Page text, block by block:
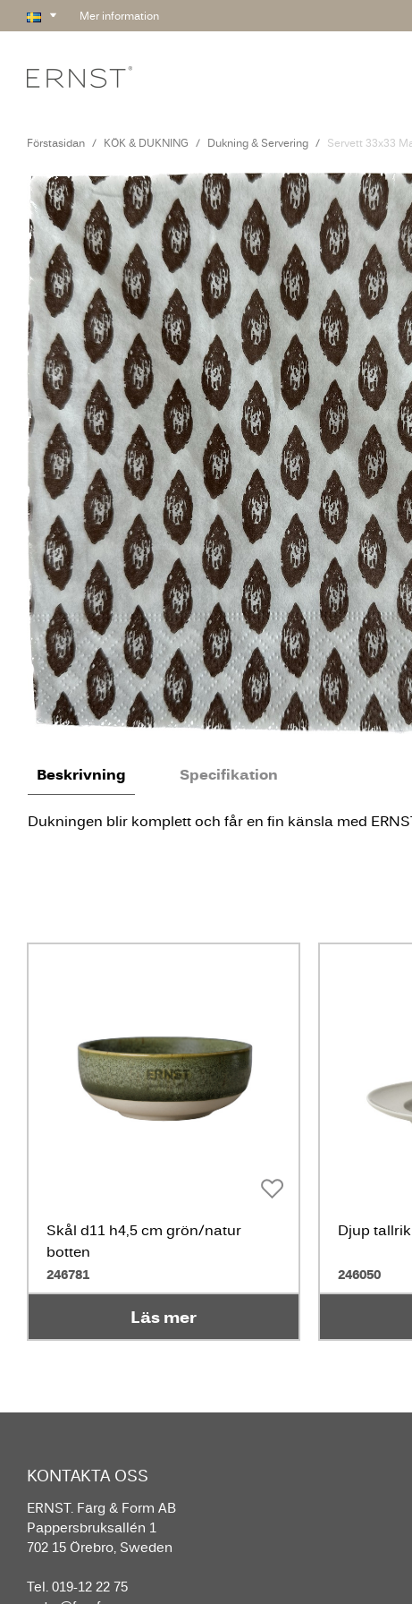
Mer information
Förstasidan KÖK & DUKNING Dukning & Servering Servett 33x33
Beskrivning Specifikation
Dukningen blir komplett och får en fin känsla med
Skål d11 h4,5 cm grön/natur
botten
246781
Läs mer
Djup
246050
KONTAKTA OSS
ERNST. Färg & Form AB
Pappersbruksallén 1
702 15 Örebro, Sweden
Tel. 019-12 22 75